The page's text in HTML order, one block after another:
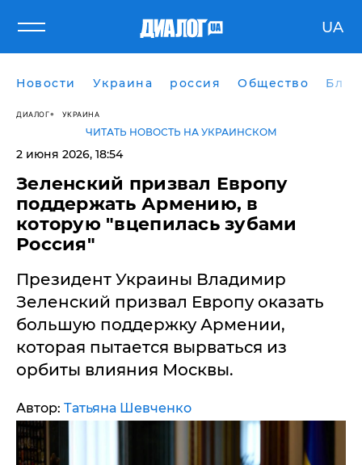
UA
Новости Украина россия Общество
ДИАЛОГ УКРАИНА
ЧИТАТЬ НОВОСТЬ НА УКРАИНСКОМ
2 июня 2026, 18:54
​Зеленский призвал Европу
поддержать Армению, в
которую "вцепилась зубами
Россия"
Президент Украины Владимир
Зеленский призвал Европу оказать
большую поддержку Армении,
которая пытается вырваться из
орбиты влияния Москвы.
Автор: Татьяна Шевченко